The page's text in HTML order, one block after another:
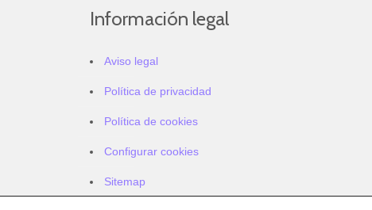
Información legal
Aviso legal
Política de privacidad
Política de cookies
Configurar cookies
Sitemap